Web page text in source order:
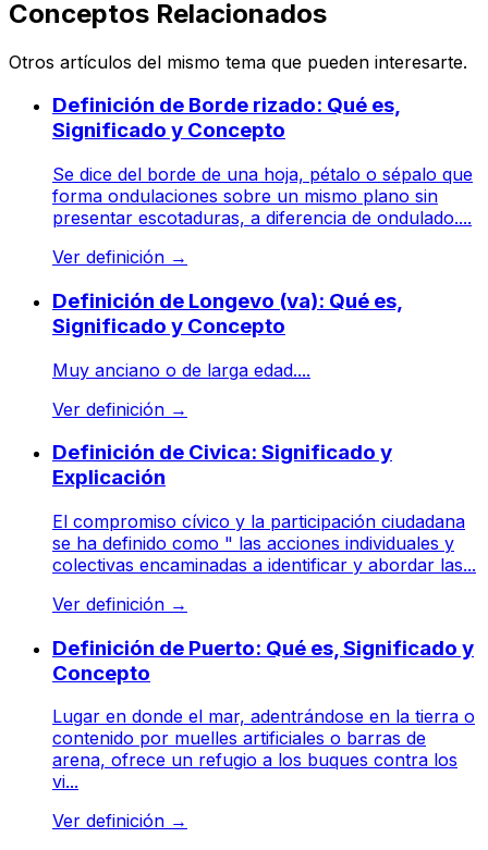
Conceptos Relacionados
Otros artículos del mismo tema que pueden interesarte.
Definición de Borde rizado: Qué es,
Significado y Concepto
Se dice del borde de una hoja, pétalo o sépalo que
forma ondulaciones sobre un mismo plano sin
presentar escotaduras, a diferencia de ondulado....
Ver definición →
Definición de Longevo (va): Qué es,
Significado y Concepto
Muy anciano o de larga edad....
Ver definición →
Definición de Civica: Significado y
Explicación
El compromiso cívico y la participación ciudadana
se ha definido como " las acciones individuales y
colectivas encaminadas a identificar y abordar las...
Ver definición →
Definición de Puerto: Qué es, Significado y
Concepto
Lugar en donde el mar, adentrándose en la tierra o
contenido por muelles artificiales o barras de
arena, ofrece un refugio a los buques contra los
vi...
Ver definición →